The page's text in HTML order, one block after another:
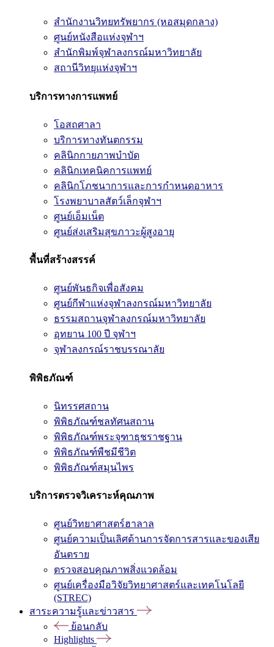
สำนักงานวิทยทรัพยากร (หอสมุดกลาง)
ศูนย์หนังสือแห่งจุฬาฯ
สำนักพิมพ์จุฬาลงกรณ์มหาวิทยาลัย
สถานีวิทยุแห่งจุฬาฯ
บริการทางการแพทย์
โอสถศาลา
บริการทางทันตกรรม
คลินิกกายภาพบำบัด
คลินิกเทคนิคการแพทย์
คลินิกโภชนาการและการกำหนดอาหาร
โรงพยาบาลสัตว์เล็กจุฬาฯ
ศูนย์เอ็มเน็ต
ศูนย์ส่งเสริมสุขภาวะผู้สูงอายุ
พื้นที่สร้างสรรค์
ศูนย์พันธกิจเพื่อสังคม
ศูนย์กีฬาแห่งจุฬาลงกรณ์มหาวิทยาลัย
ธรรมสถานจุฬาลงกรณ์มหาวิทยาลัย
อุทยาน 100 ปี จุฬาฯ
จุฬาลงกรณ์ราชบรรณาลัย
พิพิธภัณฑ์
นิทรรศสถาน
พิพิธภัณฑ์ชลทัศนสถาน
พิพิธภัณฑ์พระจุฑาธุชราชฐาน
พิพิธภัณฑ์พืชมีชีวิต
พิพิธภัณฑ์สมุนไพร
บริการตรวจวิเคราะห์คุณภาพ
ศูนย์วิทยาศาสตร์ฮาลาล
ศูนย์ความเป็นเลิศด้านการจัดการสารและของเสีย
อันตราย
ตรวจสอบคุณภาพสิ่งแวดล้อม
ศูนย์เครื่องมือวิจัยวิทยาศาสตร์และเทคโนโลยี
(STREC)
สาระความรู้และข่าวสาร
ย้อนกลับ
Highlights